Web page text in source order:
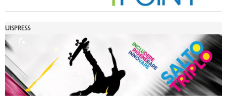
Luglio 2026: "Pensando con i piedi, si possono fare le
rivoluzioni"
UISPRESS